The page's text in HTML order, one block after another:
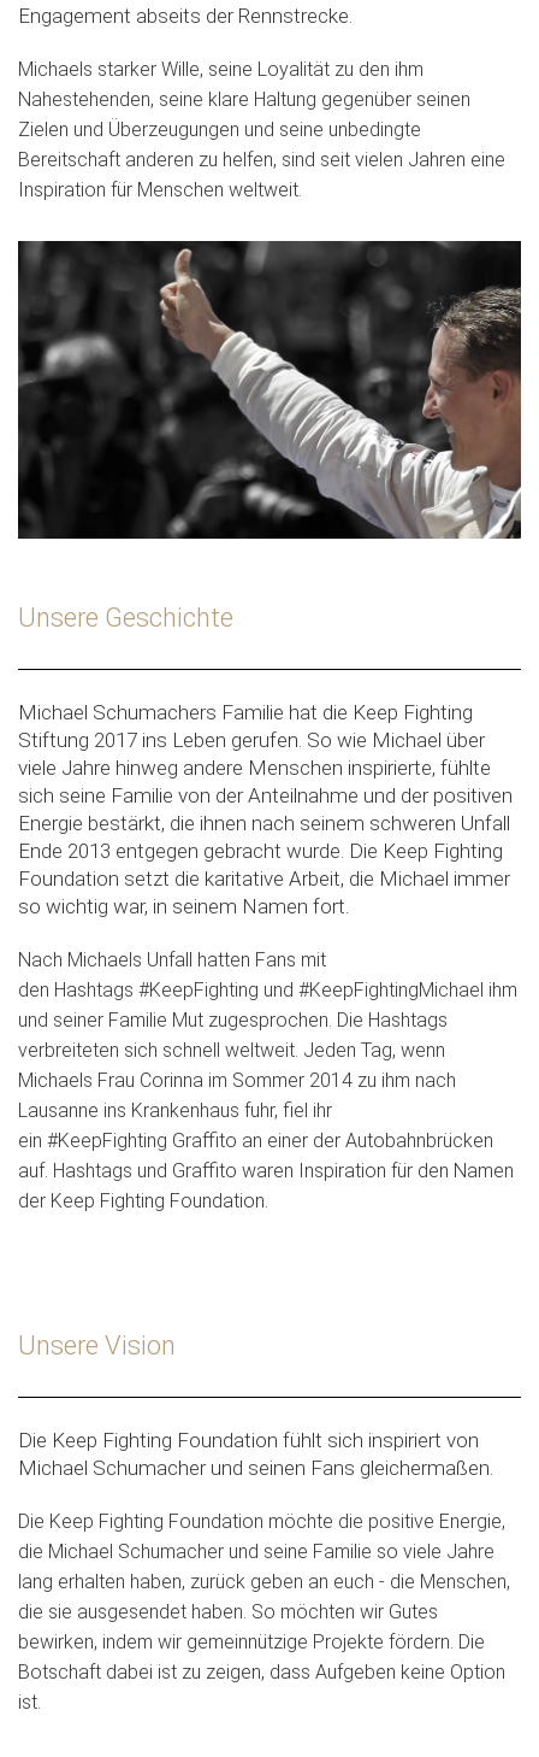
Engagement abseits der Rennstrecke.
Michaels starker Wille, seine Loyalität zu den ihm
Nahestehenden, seine klare Haltung gegenüber seinen
Zielen und Überzeugungen und seine unbedingte
Bereitschaft anderen zu helfen, sind seit vielen Jahren eine
Inspiration für Menschen weltweit.
Unsere Geschichte
Michael Schumachers Familie hat die Keep Fighting
Stiftung 2017 ins Leben gerufen. So wie Michael über
viele Jahre hinweg andere Menschen inspirierte, fühlte
sich seine Familie von der Anteilnahme und der positiven
Energie bestärkt, die ihnen nach seinem schweren Unfall
Ende 2013 entgegen gebracht wurde. Die Keep Fighting
Foundation setzt die karitative Arbeit, die Michael immer
so wichtig war, in seinem Namen fort.
Nach Michaels Unfall hatten Fans mit
den Hashtags #KeepFighting und #KeepFightingMichael ihm
und seiner Familie Mut zugesprochen. Die Hashtags
verbreiteten sich schnell weltweit. Jeden Tag, wenn
Michaels Frau Corinna im Sommer 2014 zu ihm nach
Lausanne ins Krankenhaus fuhr, fiel ihr
ein #KeepFighting Graffito an einer der Autobahnbrücken
auf. Hashtags und Graffito waren Inspiration für den Namen
der Keep Fighting Foundation.
Unsere Vision
Die Keep Fighting Foundation fühlt sich inspiriert von
Michael Schumacher und seinen Fans gleichermaßen.
Die Keep Fighting Foundation möchte die positive Energie,
die Michael Schumacher und seine Familie so viele Jahre
lang erhalten haben, zurück geben an euch - die Menschen,
die sie ausgesendet haben. So möchten wir Gutes
bewirken, indem wir gemeinnützige Projekte fördern. Die
Botschaft dabei ist zu zeigen, dass Aufgeben keine Option
ist.